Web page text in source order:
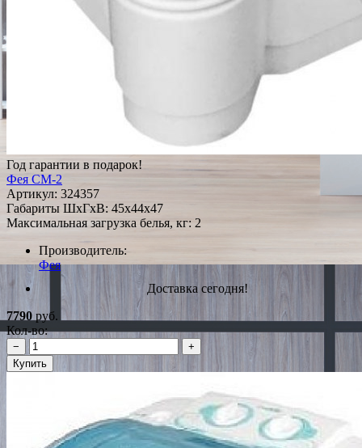
Год гарантии в подарок!
Фея СМ-2
Артикул: 324357
Габариты ШxГxВ: 45x44x47
Максимальная загрузка белья, кг: 2
Производитель:
Фея
Доставка сегодня!
7790 руб.
Кол-во:
−
+
Купить